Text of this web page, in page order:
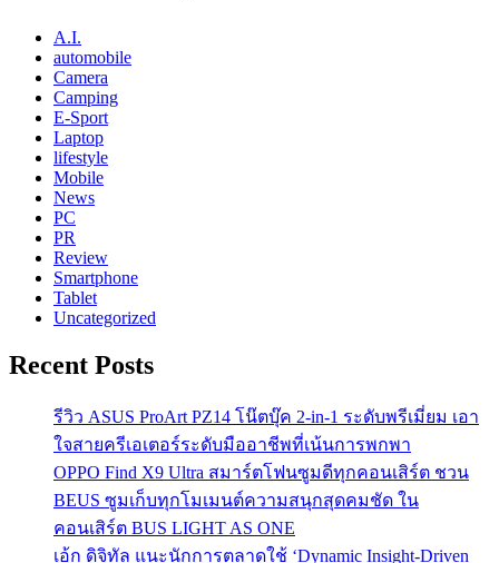
A.I.
automobile
Camera
Camping
E-Sport
Laptop
lifestyle
Mobile
News
PC
PR
Review
Smartphone
Tablet
Uncategorized
Recent Posts
รีวิว ASUS ProArt PZ14 โน๊ตบุ๊ค 2-in-1 ระดับพรีเมี่ยม เอา
ใจสายครีเอเตอร์ระดับมืออาชีพที่เน้นการพกพา
OPPO Find X9 Ultra สมาร์ตโฟนซูมดีทุกคอนเสิร์ต ชวน
BEUS ซูมเก็บทุกโมเมนต์ความสนุกสุดคมชัด ใน
คอนเสิร์ต BUS LIGHT AS ONE
เอ้ก ดิจิทัล แนะนักการตลาดใช้ ‘Dynamic Insight-Driven